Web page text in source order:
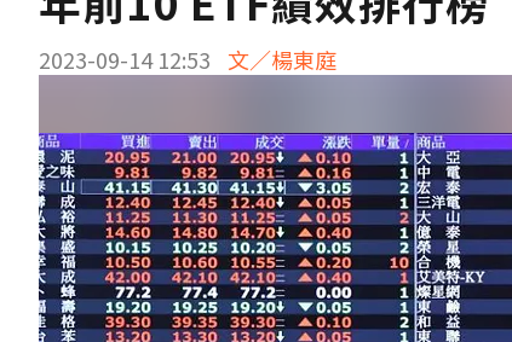
2023-09-14 12:53 文／楊東庭